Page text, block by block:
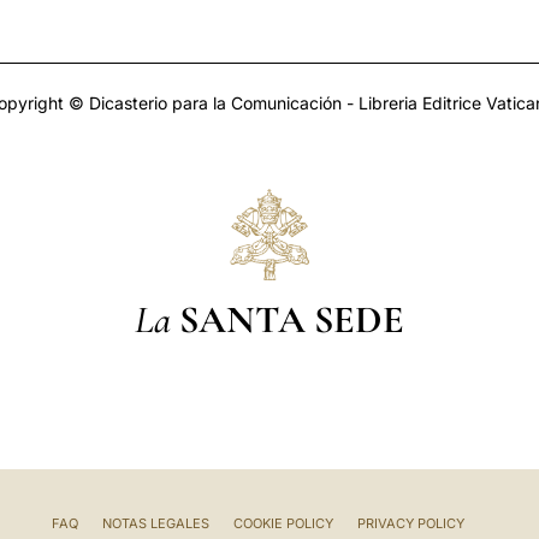
© Dicasterio para la Comunicación - Libreria Editrice
La SANTA SEDE
FAQ NOTAS LEGALES COOKIE POLICY PRIVACY POLICY